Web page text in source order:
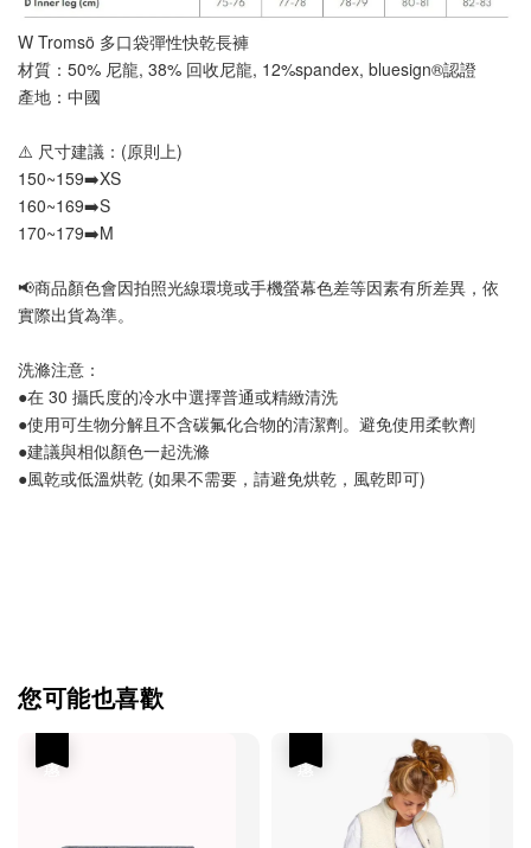
W Tromsö 多口袋彈性快乾長褲
材質：50% 尼龍, 38% 回收尼龍, 12%spandex, bluesign®認證
產地：中國
⚠️ 尺寸建議：(原則上)
150~159➡️XS
160~169➡️S
170~179➡️M
📢商品顏色會因拍照光線環境或手機螢幕色差等因素有所差異，依
實際出貨為準。
洗滌注意：
●在 30 攝氏度的冷水中選擇普通或精緻清洗
●使用可生物分解且不含碳氟化合物的清潔劑。避免使用柔軟劑
●建議與相似顏色一起洗滌
●風乾或低溫烘乾 (如果不需要，請避免烘乾，風乾即可)
您可能也喜歡